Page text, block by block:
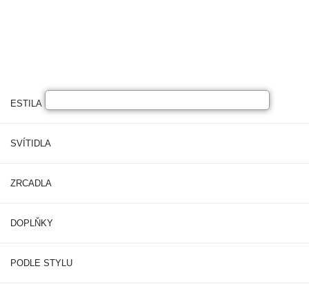
ESTILA NÁBYTEK
SVÍTIDLA
ZRCADLA
DOPLŇKY
PODLE STYLU